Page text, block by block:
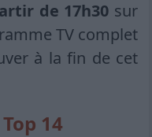
de 17h30 sur
TV complet
à la fin de cet
14